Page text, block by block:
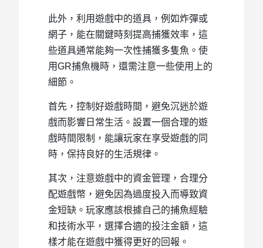
此外，利用遊戲中的道具，例如炸彈或
網子，能在關鍵時刻提高捕獲效率，這
些道具通常能夠一次性捕獲多隻魚。使
用GR捕魚機時，還需注意一些使用上的
細節。
首先，控制好遊戲時間，避免沉迷於遊
戲而影響日常生活。設置一個合理的遊
戲時間限制，能讓玩家在享受遊戲的同
時，保持良好的生活規律。
其次，注意遊戲中的資金管理，合理分
配遊戲幣，避免因為過度投入而導致資
金短缺。玩家應該根據自己的捕魚經驗
和技術水平，選擇合適的投注金額，這
樣才能在遊戲中獲得更好的回報。